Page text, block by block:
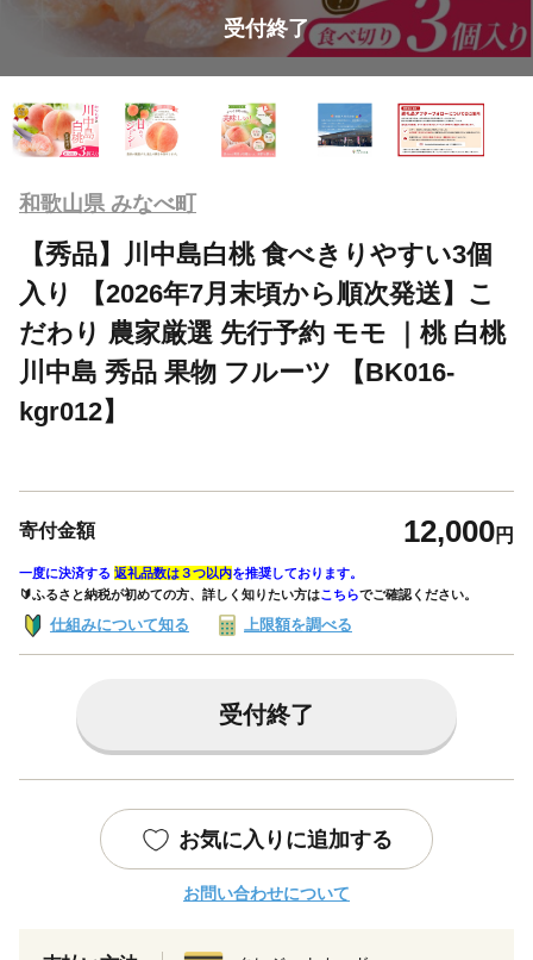
受付終了
和歌山県 みなべ町
【秀品】川中島白桃 食べきりやすい3個
入り 【2026年7月末頃から順次発送】こ
だわり 農家厳選 先行予約 モモ ｜桃 白桃
川中島 秀品 果物 フルーツ 【BK016-
kgr012】
寄付金額 12,000円
一度に決済する 返礼品数は３つ以内を推奨しております。
🔰ふるさと納税が初めての方、詳しく知りたい方はこちらでご確認ください。
仕組みについて知る 上限額を調べる
受付終了
お気に入りに追加する
お問い合わせについて